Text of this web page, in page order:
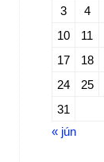
3
4
10
11
17
18
24
25
31
« jún